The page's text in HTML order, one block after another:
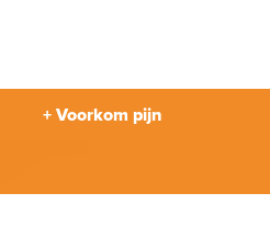
+ Voorkom pijn